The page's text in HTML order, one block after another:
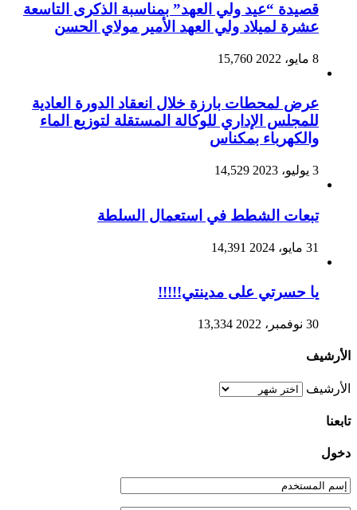
قصيدة “عيد ولي العهد” بمناسبة الذكرى التاسعة
عشرة لميلاد ولي العهد الأمير مولاي الحسن
8 مايو، 2022 15,760
عرض لمحطات بارزة خلال انعقاد الدورة العادية
للمجلس الإداري للوكالة المستقلة لتوزيع الماء
والكهرباء بمكناس
3 يوليو، 2023 14,529
تبعات الشطط في استعمال السلطة
31 مايو، 2024 14,391
يا حسرتي على مدينتي!!!!!
30 نوفمبر، 2022 13,334
الأرشيف
الأرشيف
تابعنا
دخول